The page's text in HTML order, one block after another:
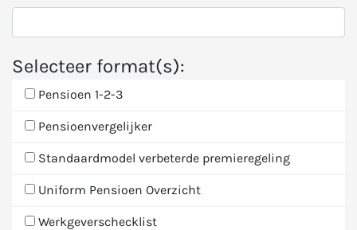
Selecteer format(s):
Pensioen 1-2-3
Pensioenvergelijker
Standaardmodel verbeterde premieregeling
Uniform Pensioen Overzicht
Werkgeverschecklist